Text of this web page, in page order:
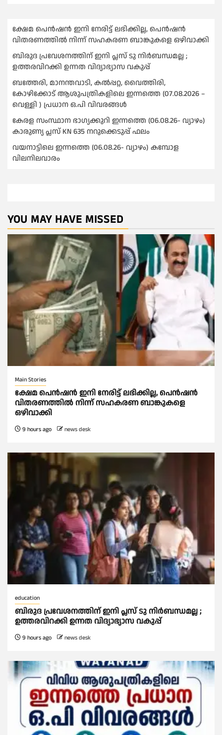
ക്ഷേമ പെൻഷൻ ഇനി നേരിട്ട് ലഭിക്കില്ല, പെൻഷൻ
വിതരണത്തില്‍ നിന്ന് സഹകരണ ബാങ്കുകളെ ഒഴിവാക്കി
ബിരുദ പ്രവേശനത്തിന് ഇനി പ്ലസ് ടു നിര്‍ബന്ധമല്ല ;
ഉത്തരവിറക്കി ഉന്നത വിദ്യാഭ്യാസ വകുപ്പ്
ബത്തേരി, മാനന്തവാടി, കൽപ്പറ്റ, വൈത്തിരി,
കോഴിക്കോട് ആശുപത്രികളിലെ ഇന്നത്തെ (07.08.2026 –
വെള്ളി ) പ്രധാന ഒ.പി വിവരങ്ങൾ
കേരള സംസ്ഥാന ഭാഗ്യക്കുറി ഇന്നത്തെ (06.08.26- വ്യാഴം)
കാരുണ്യ പ്ലസ് KN 635 നറുക്കെടുപ്പ് ഫലം
വയനാട്ടിലെ ഇന്നത്തെ (06.08.26- വ്യാഴം) കമ്പോള
വിലനിലവാരം
YOU MAY HAVE MISSED
Main Stories
ക്ഷേമ പെൻഷൻ ഇനി നേരിട്ട് ലഭിക്കില്ല, പെൻഷൻ
വിതരണത്തില്‍ നിന്ന് സഹകരണ ബാങ്കുകളെ
ഒഴിവാക്കി
9 hours ago news desk
education
ബിരുദ പ്രവേശനത്തിന് ഇനി പ്ലസ് ടു നിര്‍ബന്ധമല്ല ;
ഉത്തരവിറക്കി ഉന്നത വിദ്യാഭ്യാസ വകുപ്പ്
9 hours ago news desk